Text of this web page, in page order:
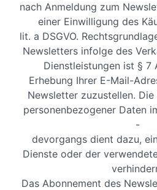
nach Anmeldung zum
einer Einwilligung des
lit. a DSGVO.
Newsletters infolge des
Dienstleistungen ist § 7
Erhebung Ihrer E-Mail-
Newsletter zuzustellen.
personenbezogener Daten
-
devorgangs dient dazu,
Dienste oder der
Das Abonnement des